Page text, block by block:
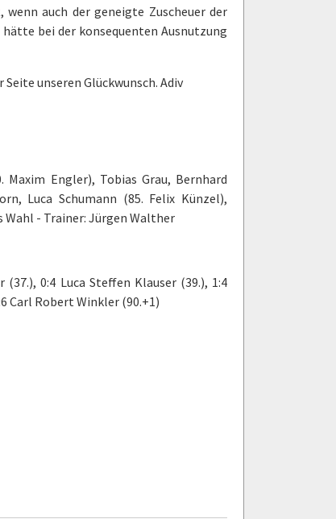
auch der geneigte Zuscheuer der
bei der konsequenten Ausnutzung
unseren Glückwunsch. Adiv
Engler), Tobias Grau, Bernhard
Luca Schumann (85. Felix Künzel),
Wahl - Trainer: Jürgen Walther
0:4 Luca Steffen Klauser (39.), 1:4
Carl Robert Winkler (90.+1)